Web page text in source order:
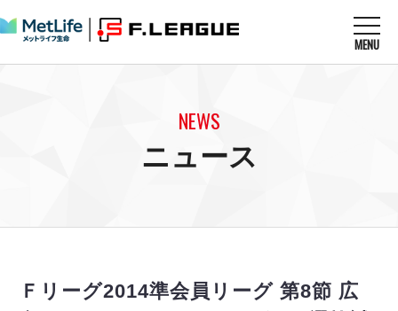
MENU
U-23選抜
メディア情報
戦績表
エスポラーダ北海道
NEWS
ニュース
Ｆリーグ2014準会員リーグ 第8節 広